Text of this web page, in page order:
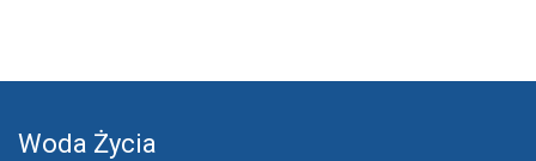
Woda Życia